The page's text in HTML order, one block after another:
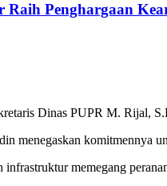
Raih Penghargaan
Dinas PUPR M. Rijal,
menegaskan komitmennya
infrastruktur memegang